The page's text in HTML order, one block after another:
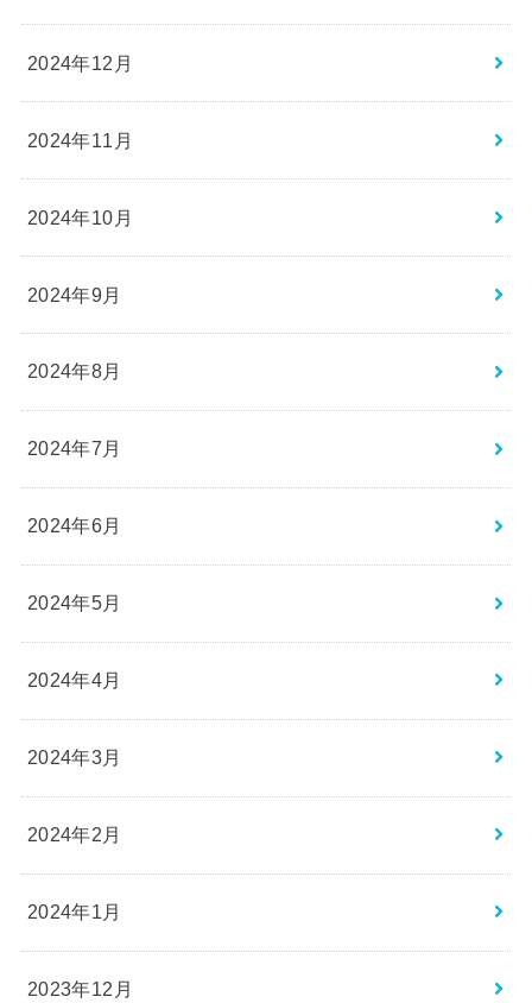
2024年12月
2024年11月
2024年10月
2024年9月
2024年8月
2024年7月
2024年6月
2024年5月
2024年4月
2024年3月
2024年2月
2024年1月
2023年12月